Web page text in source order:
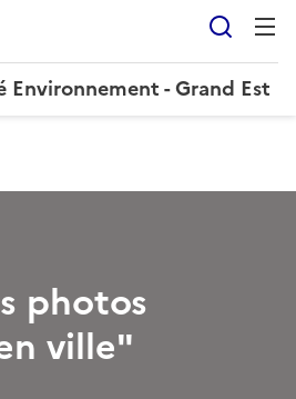
Environnement - Grand Est
photos
ville"